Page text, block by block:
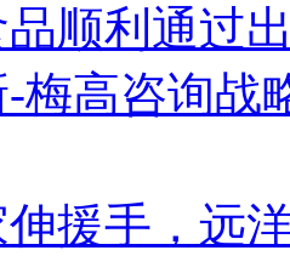
顺利通过
梅高咨询战
援手，远